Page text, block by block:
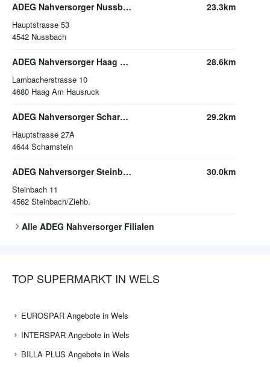
ADEG Nahversorger Nussbach
Hauptstrasse 53
4542 Nussbach
23.3km
ADEG Nahversorger Haag Am Hausruck
Lambacherstrasse 10
4680 Haag Am Hausruck
28.6km
ADEG Nahversorger Scharnstein
Hauptstrasse 27A
4644 Scharnstein
29.2km
ADEG Nahversorger Steinbach/Ziehb.
Steinbach 11
4562 Steinbach/Ziehb.
30.0km
Alle ADEG NahversorgerFilialen
TOP SUPERMARKT IN WELS
EUROSPAR Angebote in Wels
INTERSPAR Angebote in Wels
BILLA PLUS Angebote in Wels